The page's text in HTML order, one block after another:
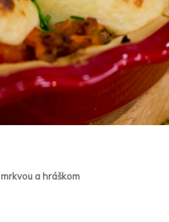
a hráškom